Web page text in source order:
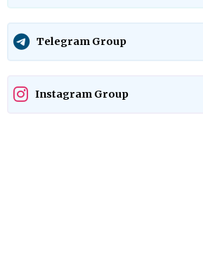
Telegram Group
Instagram Group